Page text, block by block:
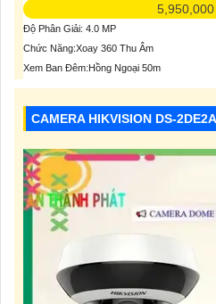
Độ Phân Giải: 4.0 MP
Chức Năng:Xoay 360 Thu Âm
Xem Ban Đêm:Hồng Ngoại 50m
CAMERA HIKVISION DS-